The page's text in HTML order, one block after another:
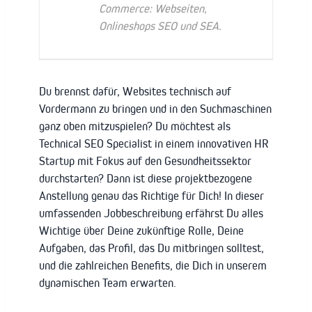
Commerce: Webseiten,
Onlineshops SEO und SEA.
Du brennst dafür, Websites technisch auf
Vordermann zu bringen und in den Suchmaschinen
ganz oben mitzuspielen? Du möchtest als
Technical SEO Specialist in einem innovativen HR
Startup mit Fokus auf den Gesundheitssektor
durchstarten? Dann ist diese projektbezogene
Anstellung genau das Richtige für Dich! In dieser
umfassenden Jobbeschreibung erfährst Du alles
Wichtige über Deine zukünftige Rolle, Deine
Aufgaben, das Profil, das Du mitbringen solltest,
und die zahlreichen Benefits, die Dich in unserem
dynamischen Team erwarten.